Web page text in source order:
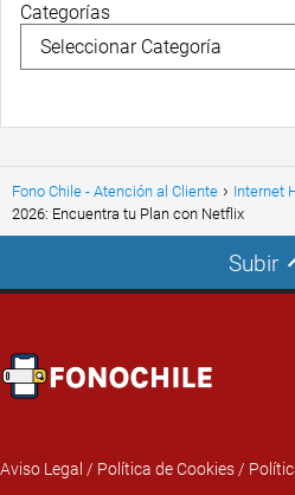
Categorías
Fono Chile - Atención al Cliente Internet
2026: Encuentra tu Plan con Netflix
Subir
Aviso Legal / Política de Cookies /